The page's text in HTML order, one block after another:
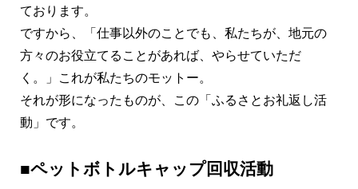
ております。
ですから、「仕事以外のことでも、私たちが、地元の
方々のお役立てることがあれば、やらせていただ
く。」これが私たちのモットー。
それが形になったものが、この「ふるさとお礼返し活
動」です。
■ペットボトルキャップ回収活動